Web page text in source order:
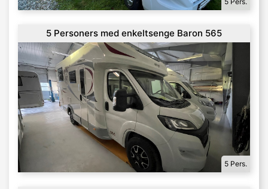
5 Personers med enkeltsenge Baron 565
5 Pers.